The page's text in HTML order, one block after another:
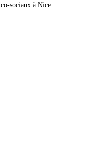
sociaux à Nice.